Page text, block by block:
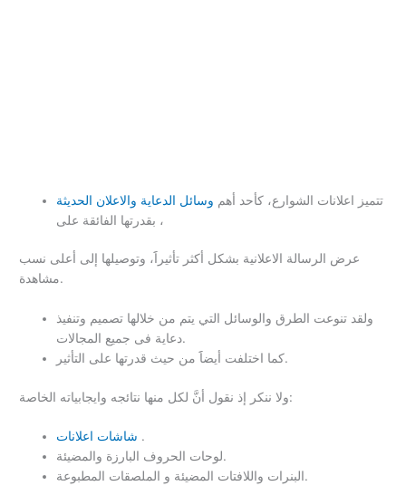
تتميز اعلانات الشوارع، كأحد أهم وسائل الدعاية والاعلان الحديثة
، بقدرتها الفائقة على
عرض الرسالة الاعلانية بشكل أكثر تأثيراََ، وتوصيلها إلى أعلى نسب
مشاهدة.
ولقد تنوعت الطرق والوسائل التي يتم من خلالها تصميم وتنفيذ
دعاية فى جميع المجالات.
كما اختلفت أيضاََ من حيث قدرتها على التأثير.
ولا ننكر إذ نقول أنَّ لكل منها نتائجه وايجابياته الخاصة:
شاشات اعلانات .
لوحات الحروف البارزة والمضيئة.
البنرات واللافتات المضيئة و الملصقات المطبوعة.